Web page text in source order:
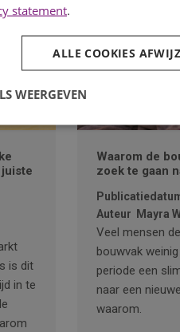
is dit
in te
Waarom de
zoek te gaan
Auteur
Mayra
Veel mensen
bouwvak
periode een
naar een
waarom.
statement.
ALLE COOKIES
WEERGEVEN